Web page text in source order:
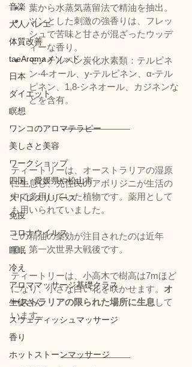
音楽
大人バレエ
体質改善
taeAromaメソッド
日本
ダイエット
瞑想
ワンコのアロマテラピー
美しさと美容
ワークショップ
四国、愛媛県や松山市
ストレスリリース
免疫
コロナウイルス
睡眠
冷え
アロママッサージ基礎クラス
生徒さん
スウェディッシュマッサージ
香り
ホットストーンマッサージ
葉から水蒸気蒸留法で精油を抽出。
ツンとした刺激の強香りは、フレッ
シュで苦味と甘さが混ざったウッデ
ィーな香り。
モノテルペン炭化水素類：テルピネ
ン-4-オール、y-テルピネン、α-テル
ピネン、1,8-シネオール、カジネンな
どを含有。
ティートリーは、オーストラリアの湿原
に生息し、先住民のアボリジニが生活の
中で多用していた植物です。薬用として
も用いられていました。
この精油の薬効が注目されたのは近年
で、第一次世界大戦後です。
ティートリーは、小高木で樹高は7mほど
になり、小さな白い花を咲かせます。 オ
ーストラリアの限られた場所に生息 して
います。